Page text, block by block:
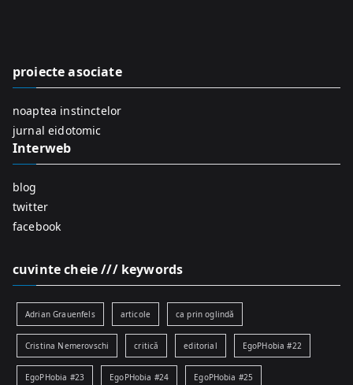
o
proiecte asociate
noaptea instinctelor
jurnal eidotomic
Interweb
blog
twitter
facebook
cuvinte cheie /// keywords
Adrian Grauenfels articole ca prin oglindă
Cristina Nemerovschi critică editorial EgoPHobia #22
EgoPHobia #23 EgoPHobia #24 EgoPHobia #25